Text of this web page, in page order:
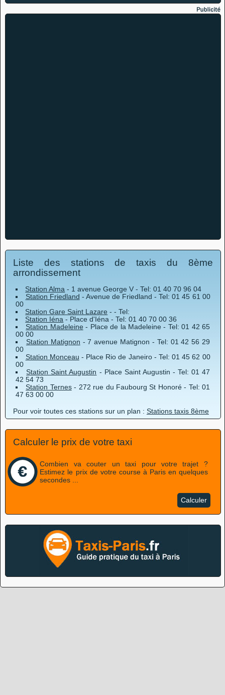
Liste des stations de taxis du 8ème
arrondissement
Station Alma - 1 avenue George V - Tel: 01 40 70 96 04
Station Friedland - Avenue de Friedland - Tel: 01 45 61 00
00
Station Gare Saint Lazare - - Tel:
Station Iéna - Place d'Iéna - Tel: 01 40 70 00 36
Station Madeleine - Place de la Madeleine - Tel: 01 42 65
00 00
Station Matignon - 7 avenue Matignon - Tel: 01 42 56 29
00
Station Monceau - Place Rio de Janeiro - Tel: 01 45 62 00
00
Station Saint Augustin - Place Saint Augustin - Tel: 01 47
42 54 73
Station Ternes- 272 rue du Faubourg St Honoré - Tel: 01
47 63 00 00
Pour voir toutes ces stations sur un plan : Stations taxis 8ème
Calculer le prix de votre taxi
Combien va couter un taxi pour votre trajet ?
Estimez le prix de votre course à Paris en quelques
secondes ...
Calculer